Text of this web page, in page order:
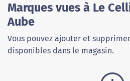
Marques vues à Le
Aube
Vous pouvez ajouter et
disponibles dans le magasin.